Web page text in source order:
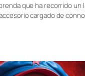
que ha recorrido un
cargado de